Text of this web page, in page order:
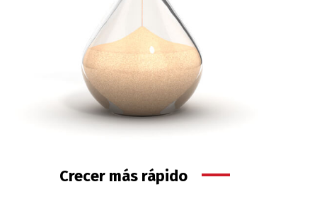
Crecer más rápido